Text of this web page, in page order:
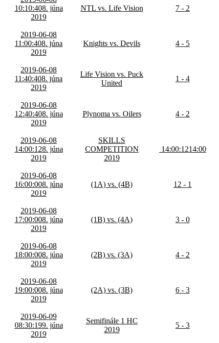
10:10:408. júna
2019
NTL vs. Life Vision 7 - 2
2019-06-08
11:00:408. júna
2019
Knights vs. Devils 4 - 5
2019-06-08
11:40:408. júna
2019
Life Vision vs. Puck
United
1 - 4
2019-06-08
12:40:408. júna
2019
Plynoma vs. Oilers 4 - 2
2019-06-08
14:00:128. júna
2019
SKILLS
COMPETITION
2019
14:00:1214:00
2019-06-08
16:00:008. júna
2019
(1A) vs. (4B) 12 - 1
2019-06-08
17:00:008. júna
2019
(1B) vs. (4A) 3 - 0
2019-06-08
18:00:008. júna
2019
(2B) vs. (3A) 4 - 2
2019-06-08
19:00:008. júna
2019
(2A) vs. (3B) 6 - 3
2019-06-09
08:30:199. júna
2019
Semifinále 1 HC
2019
5 - 3